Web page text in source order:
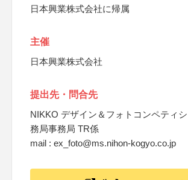
日本興業株式会社に帰属
主催
日本興業株式会社
提出先・問合先
NIKKO デザイン＆フォトコンペティ
務局事務局 TR係
mail : ex_foto@ms.nihon-kogyo.co.jp